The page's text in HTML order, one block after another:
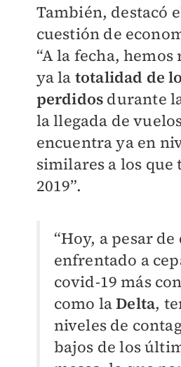
También, destacó
cuestión de
“A la fecha,
ya la totalidad de
perdidos durante
la llegada de
encuentra ya en
similares a los que
2019”.
“Hoy, a pesar
enfrentado a
covid-19 más
como laDelta,
niveles de
bajos de los